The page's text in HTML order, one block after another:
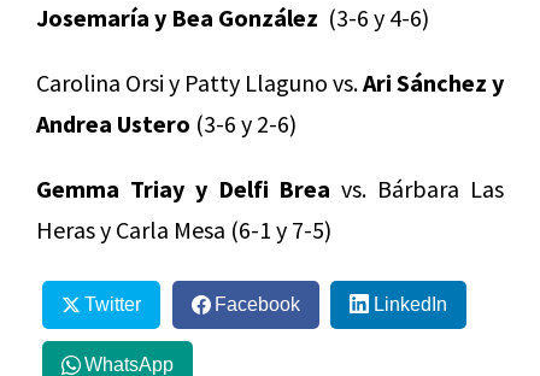
Josemaría y Bea González (3-6 y 4-6)
Carolina Orsi y Patty Llaguno vs.Ari Sánchez y
Andrea Ustero (3-6 y 2-6)
Gemma Triay y Delfi Brea vs. Bárbara Las
Heras y Carla Mesa (6-1 y 7-5)
Twitter Facebook LinkedIn
WhatsApp